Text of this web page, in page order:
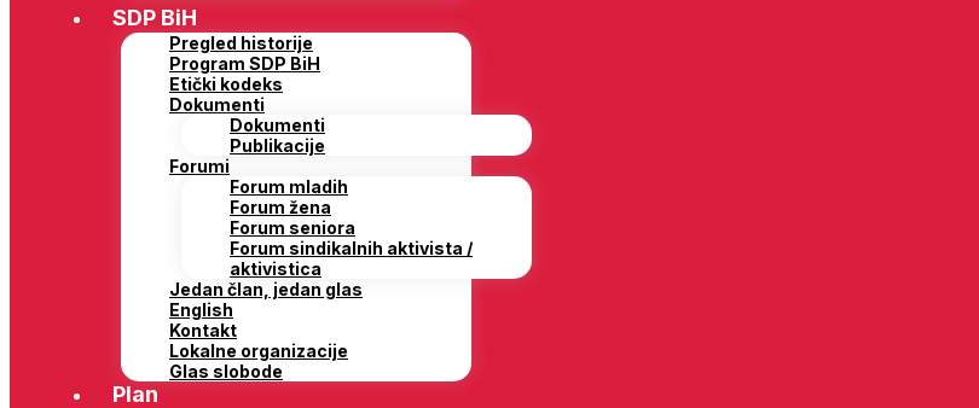
SDP BiH
Pregled historije
Program SDP BiH
Etički kodeks
Dokumenti
Dokumenti
Publikacije
Forumi
Forum mladih
Forum žena
Forum seniora
Forum sindikalnih aktivista /
aktivistica
Jedan član, jedan glas
English
Kontakt
Lokalne organizacije
Glas slobode
Plan